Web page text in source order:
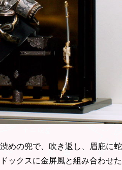
めの兜で、吹き返し、眉庇に蛇
ックスに金屏風と組み合わせた